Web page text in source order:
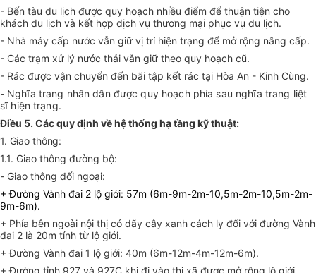
- Bến tàu du lịch được quy hoạch nhiều điểm để thuận tiện cho
khách du lịch và kết hợp dịch vụ thương mại phục vụ du lịch.
- Nhà máy cấp nước vẫn giữ vị trí hiện trạng để mở rộng nâng cấp.
- Các trạm xử lý nước thải vẫn giữ theo quy hoạch cũ.
- Rác được vận chuyển đến bãi tập kết rác tại Hòa An - Kinh Cùng.
- Nghĩa trang nhân dân được quy hoạch phía sau nghĩa trang liệt
sĩ hiện trạng.
Điều 5. Các quy định về hệ thống hạ tầng kỹ thuật:
1. Giao thông:
1.1. Giao thông đường bộ:
- Giao thông đối ngoại:
+ Đường Vành đai 2 lộ giới: 57m (6m-9m-2m-10,5m-2m-10,5m-2m-
9m-6m).
+ Phía bên ngoài nội thị có dãy cây xanh cách ly đối với đường Vành
đai 2 là 20m tính từ lộ giới.
+ Đường Vành đai 1 lộ giới: 40m (6m-12m-4m-12m-6m).
+ Đường tỉnh 927 và 927C khi đi vào thị xã được mở rộng lộ giới